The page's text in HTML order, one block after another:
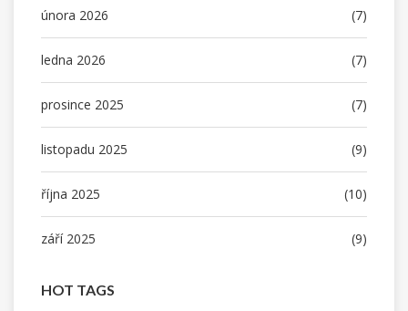
února 2026 (7)
ledna 2026 (7)
prosince 2025 (7)
listopadu 2025 (9)
října 2025 (10)
září 2025 (9)
HOT TAGS